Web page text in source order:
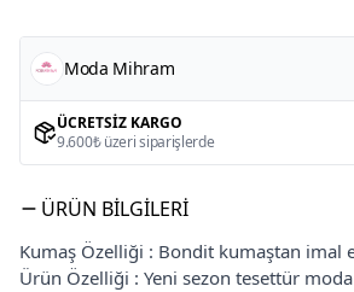
Moda Mihram
ÜCRETSIZ KARGO
9.600₺ üzeri siparişlerde
ÜRÜN BILGILERI
Kumaş Özelliği : Bondit kumaştan imal
Ürün Özelliği : Yeni sezon tesettür